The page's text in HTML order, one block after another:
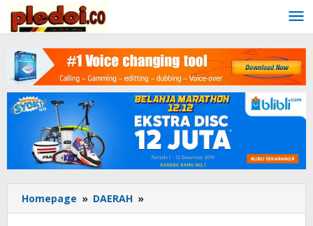
content
Homepage » DAERAH »
Akan